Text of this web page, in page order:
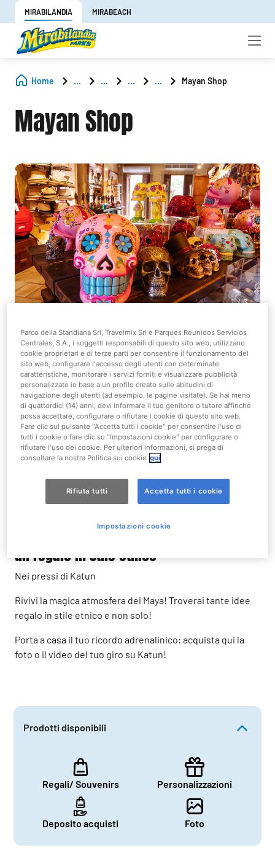
MIRABILANDIA MIRABEACH
Home ... ... ... ... Mayan Shop
Mayan Shop
1/3
Regali & Souvenir
Adventureland
Far West Valley, vicino all'ingresso dell'attrazione
Katun e vicino al ristorante Katun Grill
Accesso per disabili
Mostra più dettagli
Rivivi la magica atmosfera dei Maya per
un regalo in stile etnico
Nei pressi di Katun
Rivivi la magica atmosfera dei Maya! Troverai tante idee
regalo in stile etnico e non solo!
Porta a casa il tuo ricordo adrenalinico: acquista qui la
foto o il video del tuo giro su Katun!
Prodotti disponibili
Regali/ Souvenirs Personalizzazioni
Deposito acquisti Foto
Parco della Standiana Srl, Travelmix Srl e Parques Reunidos Servicios
Centrales, S.A., i soggetti responsabili di questo sito web, utilizzano
cookie proprietari e di terze parti per consentire il funzionamento del
sito web, configurare l'accesso degli utenti con determinate
caratteristiche, monitorare i servizi forniti e visualizzare pubblicità
personalizzate in base a un profilo creato sulle abitudini di
navigazione degli utenti (ad esempio, le pagine visitate). Se hai meno
di quattordici (14) anni, devi informare il tuo genitore o tutore affinché
possa accettare, configurare o rifiutare i cookie di questo sito web.
Fare clic sul pulsante "Accetta tutti i cookie" per consentire l'uso di
tutti i cookie o fare clic su "Impostazioni cookie" per configurare o
rifiutare l'uso dei cookie. Per ulteriori informazioni, si prega di
consultare la nostra Politica sui cookie qui
Rifiuta tutti Accetta tutti i cookie
Impostazioni cookie